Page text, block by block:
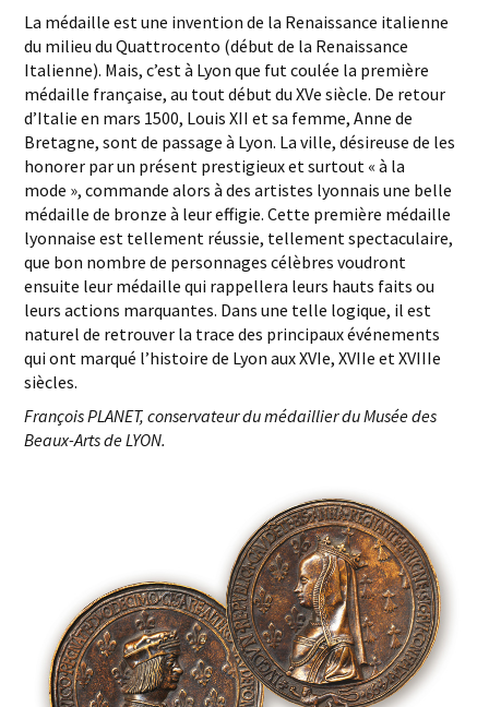
La médaille est une invention de la Renaissance italienne
du milieu du Quattrocento (début de la Renaissance
Italienne). Mais, c’est à Lyon que fut coulée la première
médaille française, au tout début du XVe siècle. De retour
d’Italie en mars 1500, Louis XII et sa femme, Anne de
Bretagne, sont de passage à Lyon. La ville, désireuse de les
honorer par un présent prestigieux et surtout « à la
mode », commande alors à des artistes lyonnais une belle
médaille de bronze à leur effigie. Cette première médaille
lyonnaise est tellement réussie, tellement spectaculaire,
que bon nombre de personnages célèbres voudront
ensuite leur médaille qui rappellera leurs hauts faits ou
leurs actions marquantes. Dans une telle logique, il est
naturel de retrouver la trace des principaux événements
qui ont marqué l’histoire de Lyon aux XVIe, XVIIe et XVIIIe
siècles.
François PLANET, conservateur du médaillier du Musée des
Beaux-Arts de LYON.